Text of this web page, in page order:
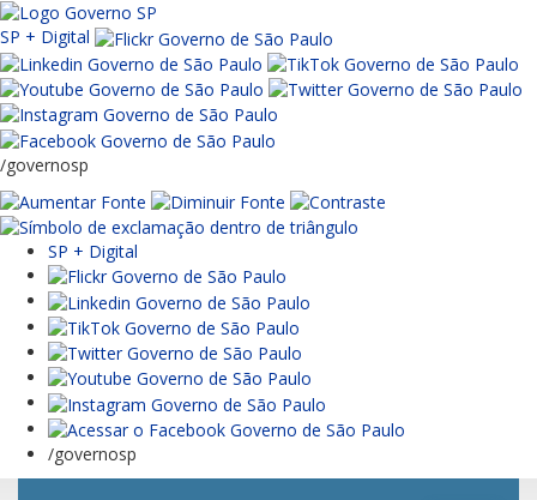
SP + Digital
/governosp
SP + Digital
/governosp